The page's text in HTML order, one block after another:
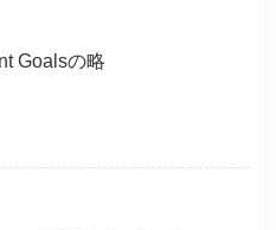
Goalsの略